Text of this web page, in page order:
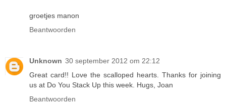
groetjes manon
Beantwoorden
Unknown 30 september 2012 om 22:12
Great card!! Love the scalloped hearts. Thanks for joining
us at Do You Stack Up this week. Hugs, Joan
Beantwoorden